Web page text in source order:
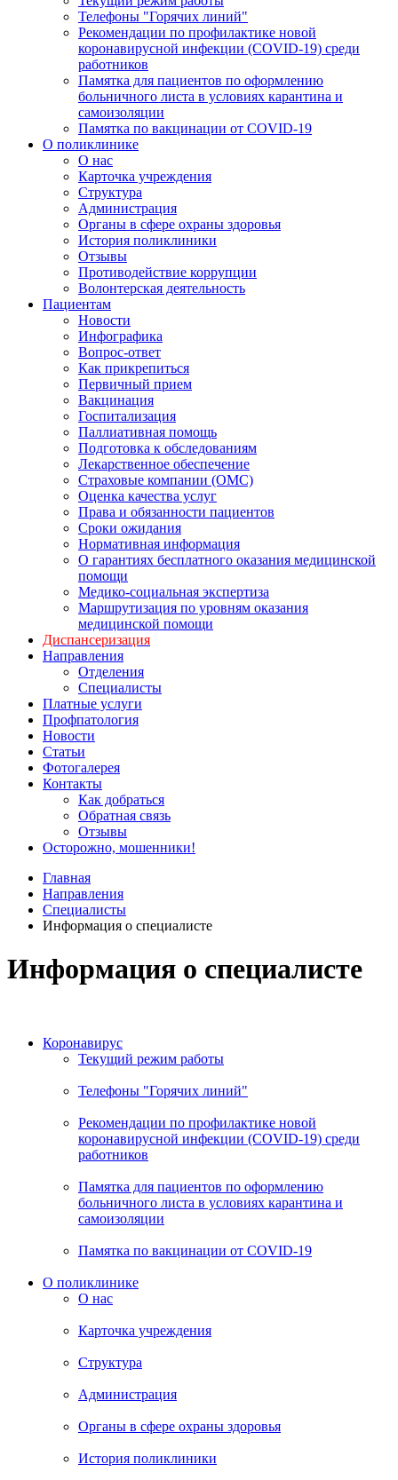
Телефоны "Горячих линий"
Рекомендации по профилактике новой
коронавирусной инфекции (COVID-19) среди
работников
Памятка для пациентов по оформлению
больничного листа в условиях карантина и
самоизоляции
Памятка по вакцинации от COVID-19
О поликлинике
О нас
Карточка учреждения
Структура
Администрация
Органы в сфере охраны здоровья
История поликлиники
Отзывы
Противодействие коррупции
Волонтерская деятельность
Пациентам
Новости
Инфографика
Вопрос-ответ
Как прикрепиться
Первичный прием
Вакцинация
Госпитализация
Паллиативная помощь
Подготовка к обследованиям
Лекарственное обеспечение
Страховые компании (ОМС)
Оценка качества услуг
Права и обязанности пациентов
Сроки ожидания
Нормативная информация
О гарантиях бесплатного оказания медицинской
помощи
Медико-социальная экспертиза
Маршрутизация по уровням оказания
медицинской помощи
Диспансеризация
Направления
Отделения
Специалисты
Платные услуги
Профпатология
Новости
Статьи
Фотогалерея
Контакты
Как добраться
Обратная связь
Отзывы
Осторожно, мошенники!
Главная
Направления
Специалисты
Информация о специалисте
Информация о специалисте
Коронавирус
Текущий режим работы
Телефоны "Горячих линий"
Рекомендации по профилактике новой
коронавирусной инфекции (COVID-19) среди
работников
Памятка для пациентов по оформлению
больничного листа в условиях карантина и
самоизоляции
Памятка по вакцинации от COVID-19
О поликлинике
О нас
Карточка учреждения
Структура
Администрация
Органы в сфере охраны здоровья
История поликлиники